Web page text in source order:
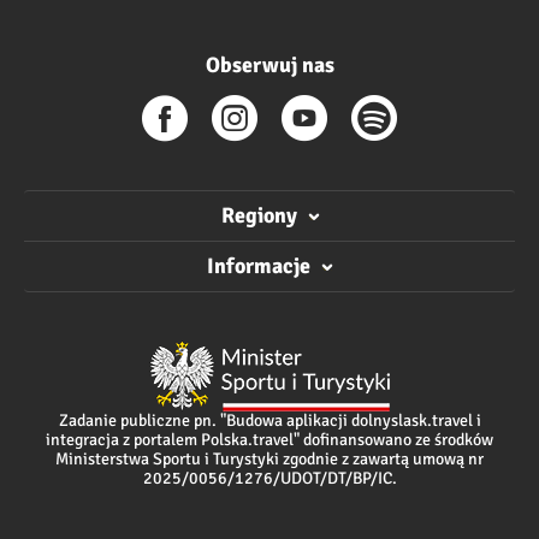
Obserwuj nas
Regiony
Informacje
Zadanie publiczne pn. "Budowa aplikacji dolnyslask.travel i
integracja z portalem Polska.travel" dofinansowano ze środków
Ministerstwa Sportu i Turystyki zgodnie z zawartą umową nr
2025/0056/1276/UDOT/DT/BP/IC.